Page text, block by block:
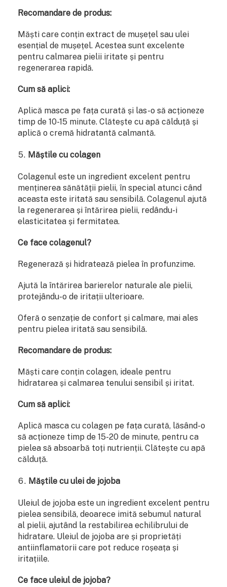
Recomandare de produs:
Măști care conțin extract de mușețel sau ulei
esențial de mușețel. Acestea sunt excelente
pentru calmarea pielii iritate și pentru
regenerarea rapidă.
Cum să aplici:
Aplică masca pe fața curată și las-o să acționeze
timp de 10-15 minute. Clătește cu apă călduță și
aplică o cremă hidratantă calmantă.
Măștile cu colagen
Colagenul este un ingredient excelent pentru
menținerea sănătății pielii, în special atunci când
aceasta este iritată sau sensibilă. Colagenul ajută
la regenerarea și întărirea pielii, redându-i
elasticitatea și fermitatea.
Ce face colagenul?
Regenerază și hidratează pielea în profunzime.
Ajută la întărirea barierelor naturale ale pielii,
protejându-o de iritații ulterioare.
Oferă o senzație de confort și calmare, mai ales
pentru pielea iritată sau sensibilă.
Recomandare de produs:
Măști care conțin colagen, ideale pentru
hidratarea și calmarea tenului sensibil și iritat.
Cum să aplici:
Aplică masca cu colagen pe fața curată, lăsând-o
să acționeze timp de 15-20 de minute, pentru ca
pielea să absoarbă toți nutrienții. Clătește cu apă
călduță.
Măștile cu ulei de jojoba
Uleiul de jojoba este un ingredient excelent pentru
pielea sensibilă, deoarece imită sebumul natural
al pielii, ajutând la restabilirea echilibrului de
hidratare. Uleiul de jojoba are și proprietăți
antiinflamatorii care pot reduce roșeața și
iritațiile.
Ce face uleiul de jojoba?